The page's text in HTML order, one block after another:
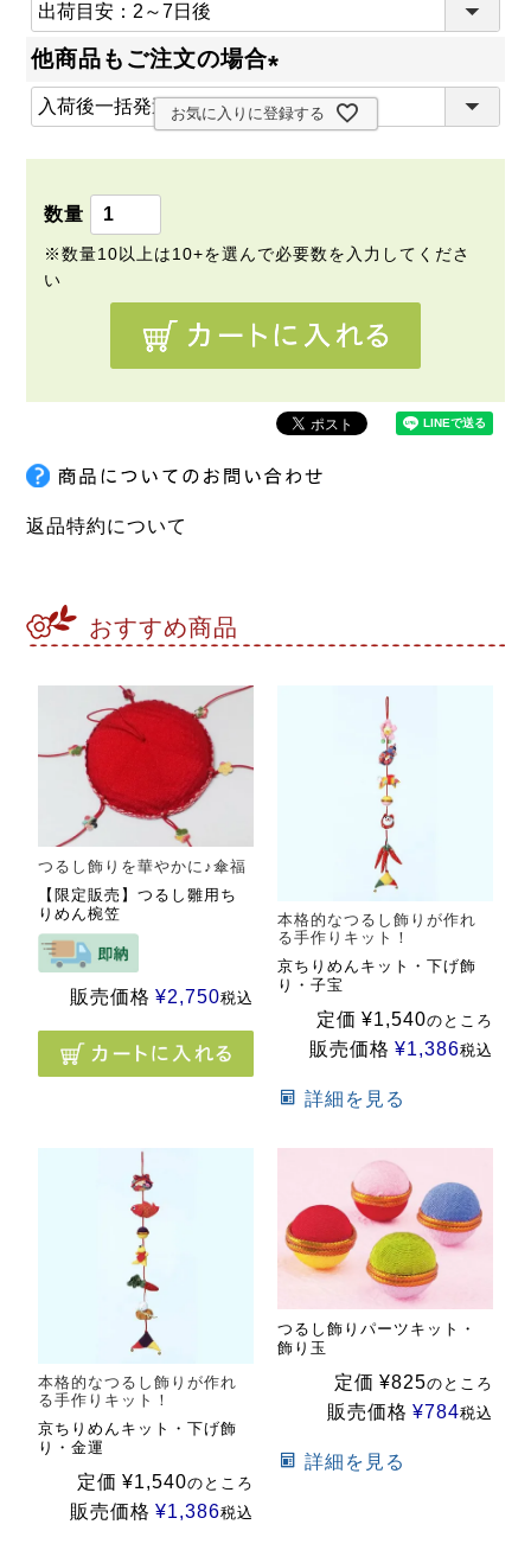
必
須
)
他商品もご注文の場合
(
お気に入りに登録する
返品特約について
おすすめ商品
つるし飾りを華やかに♪傘福
【限定販売】つるし雛用ち
りめん椀笠
販売価格 ¥2,750税込
本格的なつるし飾りが作れ
る手作りキット！
京ちりめんキット・下げ飾
り・子宝
定価 ¥1,540のところ
販売価格 ¥1,386税込
詳細を見る
本格的なつるし飾りが作れ
る手作りキット！
京ちりめんキット・下げ飾
り・金運
定価 ¥1,540のところ
販売価格 ¥1,386税込
つるし飾りパーツキット・
飾り玉
定価 ¥825のところ
販売価格 ¥784税込
詳細を見る